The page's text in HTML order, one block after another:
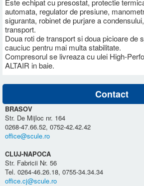
Este echipat cu presostat, protectie
automata, regulator de presiune,
siguranta, robinet de purjare a
transport.
Doua roti de transport si doua picioare de
cauciuc pentru mai multa stabilitate.
Compresorul se livreaza cu ulei High-
ALTAIR in baie.
Contact
BRASOV
Str. De Mijloc nr. 164
0268-47.66.52, 0752-42.42.42
office@scule.ro
CLUJ-NAPOCA
Str. Fabricii Nr. 56
Tel. 0264-46.26.18, 0755-34.34.34
office.cj@scule.ro